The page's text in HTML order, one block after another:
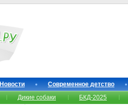
Новости Современное детство
Дикие собаки БКД-2025